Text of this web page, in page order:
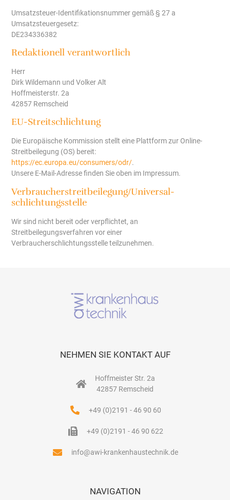
Umsatzsteuer-Identifikationsnummer gemäß § 27 a
Umsatzsteuergesetz:
DE234336382
Redaktionell verantwortlich
Herr
Dirk Wildemann und Volker Alt
Hoffmeisterstr. 2a
42857 Remscheid
EU-Streitschlichtung
Die Europäische Kommission stellt eine Plattform zur Online-
Streitbeilegung (OS) bereit:
https://ec.europa.eu/consumers/odr/.
Unsere E-Mail-Adresse finden Sie oben im Impressum.
Verbraucher­streit­beilegung/Universal­
schlichtungs­stelle
Wir sind nicht bereit oder verpflichtet, an
Streitbeilegungsverfahren vor einer
Verbraucherschlichtungsstelle teilzunehmen.
NAVIGATION
NEHMEN SIE KONTAKT AUF
Hoffmeister Str. 2a
42857 Remscheid
+49 (0)2191 - 46 90 60
+49 (0)2191 - 46 90 622
info@awi-krankenhaustechnik.de